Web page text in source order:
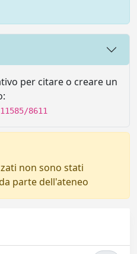
per citare o creare un
8611
non sono stati
parte dell'ateneo